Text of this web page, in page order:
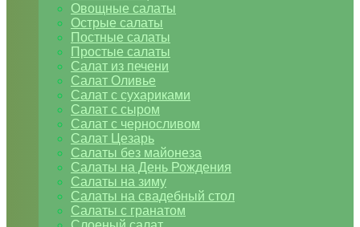
Овощные салаты
Острые салаты
Постные салаты
Простые салаты
Салат из печени
Салат Оливье
Салат с сухариками
Салат с сыром
Салат с черносливом
Салат Цезарь
Салаты без майонеза
Салаты на День Рождения
Салаты на зиму
Салаты на свадебный стол
Салаты с гранатом